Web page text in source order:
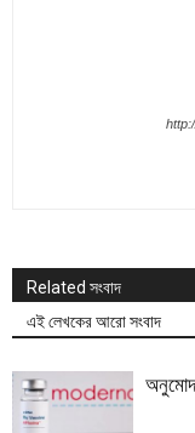
Related সংবাদ
এই লেখকের আরো সংবাদ